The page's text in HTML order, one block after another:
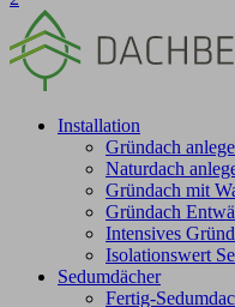
Installation
Gründach
Naturdach
Gründach mit
Gründach
Intensives
Isolationswert
Sedumdächer
Fertig-